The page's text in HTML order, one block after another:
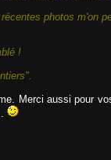
photos m'on
!
Merci aussi pour